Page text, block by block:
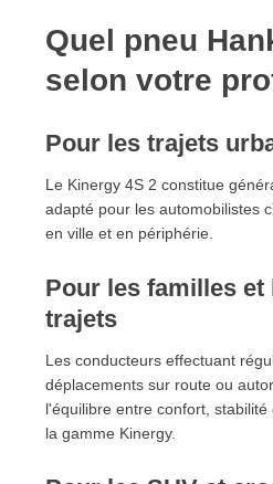
Quel pneu
selon votre
Pour les trajets
Le Kinergy 4S 2 constitue
adapté pour les automobilistes
en ville et en périphérie.
Pour les familles et
trajets
Les conducteurs effectuant
déplacements sur route ou
l'équilibre entre confort,
la gamme Kinergy.